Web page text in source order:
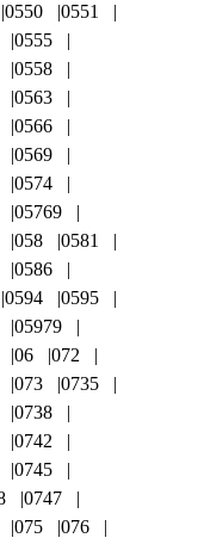
0550
0551
0555
0558
0563
0566
0569
0574
05769
058
0581
0586
0594
0595
05979
06
072
073
0735
0738
0742
0745
0747
075
076